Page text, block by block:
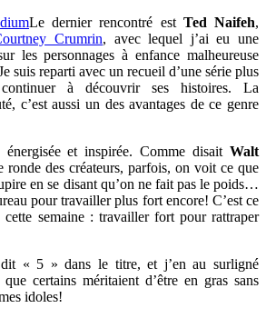
Le dernier rencontré est Ted Naifeh,
Crumrin, avec lequel j’ai eu une
les personnages à enfance malheureuse
suis reparti avec un recueil d’une série plus
à découvrir ses histoires. La
c’est aussi un des avantages de ce genre
et inspirée. Comme disait Walt
ronde des créateurs, parfois, on voit ce que
en se disant qu’on ne fait pas le poids…
pour travailler plus fort encore! C’est ce
semaine : travailler fort pour rattraper
« 5 » dans le titre, et j’en au surligné
certains méritaient d’être en gras sans
idoles!